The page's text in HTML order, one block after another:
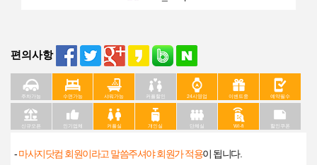
편의사항
주차가능 수면가능 샤워가능 커플할인 24시영업 이벤트중 예약필수
신규오픈 인기업체 커플실 개인실 단체실 Wi-fi 할인쿠폰
-마사지닷컴 회원이라고 말씀주셔야 회원가 적용이 됩니다.